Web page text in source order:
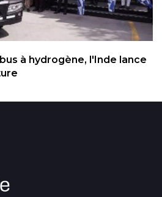
à hydrogène, l'Inde lance